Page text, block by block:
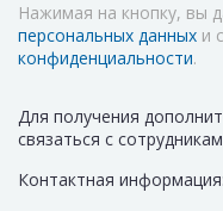
Нажимая на кнопку, вы
персональных данных и
конфиденциальности.
Для получения
связаться с
Контактная информация: